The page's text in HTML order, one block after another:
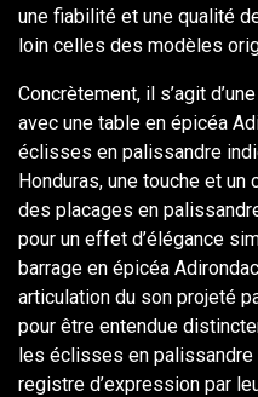
une fiabilité et une qualité
loin celles des modèles
Concrètement, il s’agit
avec une table en épicéa
éclisses en palissandre
Honduras, une touche et un
des placages en
pour un effet d’élégance
barrage en épicéa
articulation du son projeté
pour être entendue
les éclisses en
registre d’expression par